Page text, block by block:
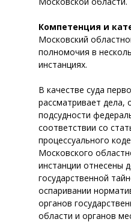
Компетенция и
Московский
полномочия в
инстанциях.
В качестве суда
рассматривает дела,
подсудности
соответствии со
процессуального
Московского
инстанции отнесены
государственной
оспаривании
органов
области и органов